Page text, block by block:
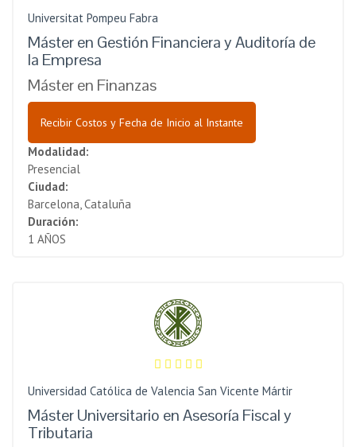
Universitat Pompeu Fabra
Máster en Gestión Financiera y Auditoría de
la Empresa
Máster en Finanzas
Recibir Costos y Fecha de Inicio al Instante
Modalidad:
Presencial
Ciudad:
Barcelona, Cataluña
Duración:
1 AÑOS
Universidad Católica de Valencia San Vicente Mártir
Máster Universitario en Asesoría Fiscal y
Tributaria